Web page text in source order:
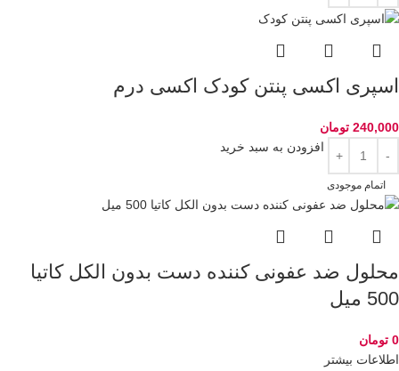
اسپری اکسی پنتن کودک اکسی درم
240,000 تومان
افزودن به سبد خرید
اتمام موجودی
محلول ضد عفونی کننده دست بدون الکل کاتیا
500 میل
0 تومان
اطلاعات بیشتر